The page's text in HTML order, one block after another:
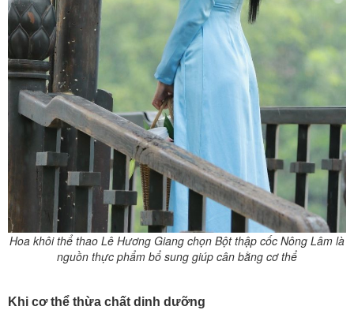
Hoa khôi thể thao Lê Hương Giang chọn Bột thập cốc Nông Lâm là
nguồn thực phẩm bổ sung giúp cân bằng cơ thể
Khi cơ thể thừa chất dinh dưỡng